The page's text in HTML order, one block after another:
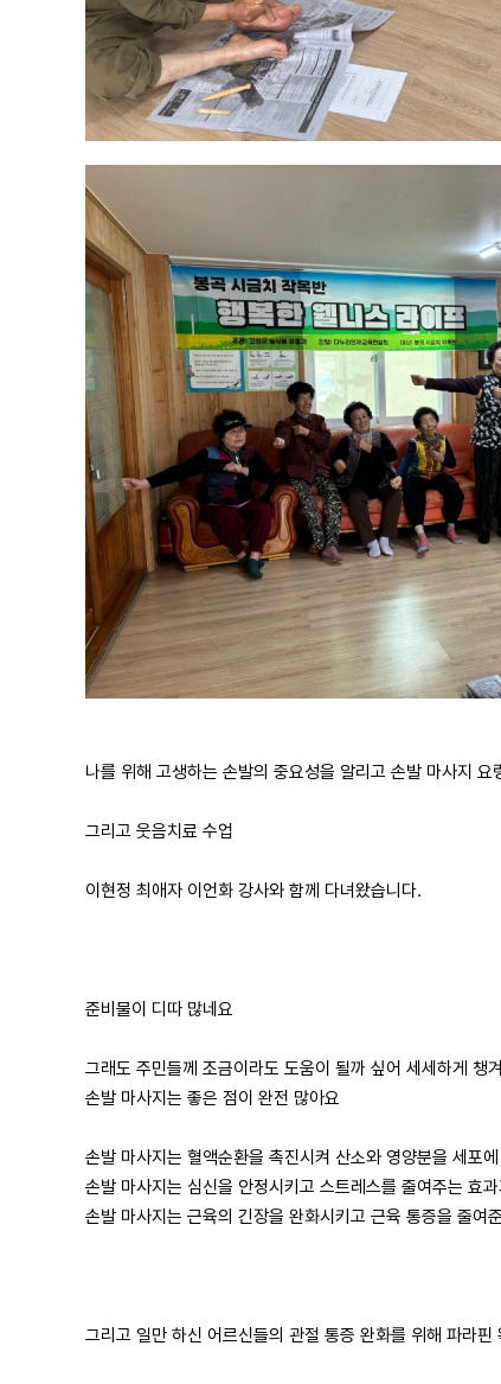
나를 위해 고생하는 손발의 중요성을 알리고 손발 마사지 요
그리고 웃음치료 수업
이현정 최애자 이언화 강사와 함께 다녀왔습니다.
준비물이 디따 많네요
그래도 주민들께 조금이라도 도움이 될까 싶어 세세하게 챙
손발 마사지는 좋은 점이 완전 많아요
손발 마사지는 혈액순환을 촉진시켜 산소와 영양분을 세포
손발 마사지는 심신을 안정시키고 스트레스를 줄여주는 효
손발 마사지는 근육의 긴장을 완화시키고 근육 통증을 줄여
그리고 일만 하신 어르신들의 관절 통증 완화를 위해 파라핀